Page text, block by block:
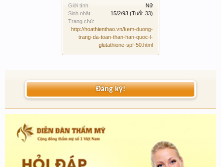
Giới tính:
Nữ
Sinh nhật:
15/2/93 (Tuổi: 33)
Trang chủ:
http://hoathienthao.vn/kem-duong-
trang-da-toan-than-han-quoc-l-
glutathione-spf-50.html
Đăng ký!